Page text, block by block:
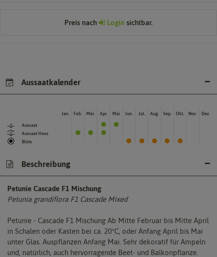
Preis nach Login sichtbar.
Aussaatkalender
Aussaat
Aussaat Haus
Blüte
Jan. Feb. Mär. Apr. Mai Jun. Jul. Aug. Sep. Okt. Nov. Dez.
Beschreibung
Petunie Cascade F1 Mischung
Petunia grandiflora F1 Cascade Mixed
Petunie - Cascade F1 Mischung Ab Mitte Februar bis Mitte April
in Schalen oder Kasten bei ca. 20ºC, oder Anfang April bis Mai
unter Glas. Auspflanzen Anfang Mai. Sehr dekoratif für Ampeln
und, natürlich, auch hervorragende Beet- und Balkonpflanze.